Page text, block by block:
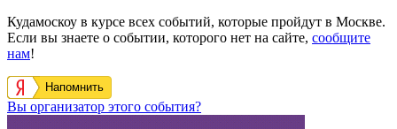
Кудамоскоу в курсе всех событий, которые пройдут в Москве.
Если вы знаете о событии, которого нет на сайте, сообщите
нам!
Напомнить
Вы организатор этого события?